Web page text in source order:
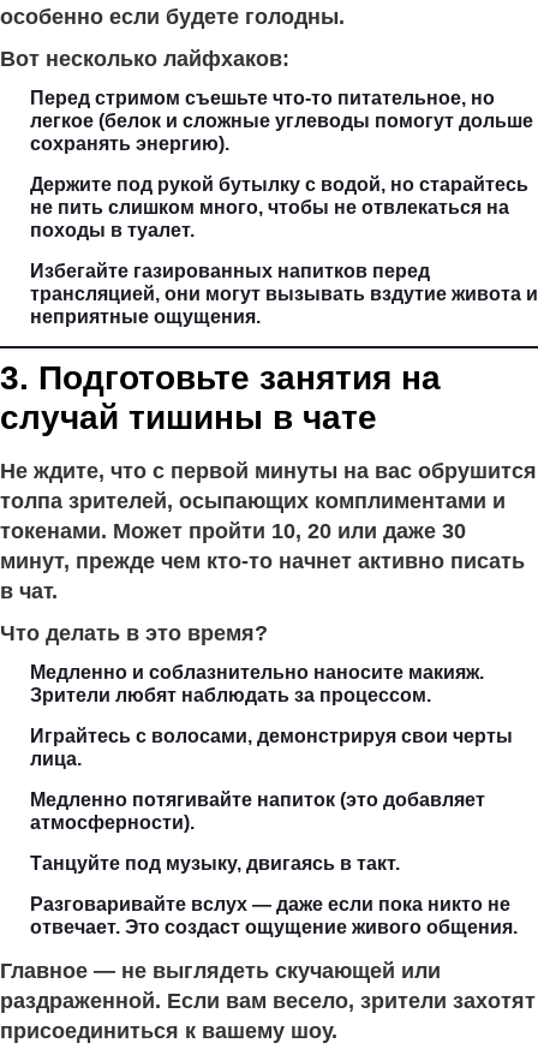
особенно если будете голодны.
Вот несколько лайфхаков:
Перед стримом съешьте что-то питательное, но
легкое (белок и сложные углеводы помогут дольше
сохранять энергию).
Держите под рукой бутылку с водой, но старайтесь
не пить слишком много, чтобы не отвлекаться на
походы в туалет.
Избегайте газированных напитков перед
трансляцией, они могут вызывать вздутие живота и
неприятные ощущения.
3. Подготовьте занятия на
случай тишины в чате
Не ждите, что с первой минуты на вас обрушится
толпа зрителей, осыпающих комплиментами и
токенами. Может пройти 10, 20 или даже 30
минут, прежде чем кто-то начнет активно писать
в чат.
Что делать в это время?
Медленно и соблазнительно наносите макияж.
Зрители любят наблюдать за процессом.
Играйтесь с волосами, демонстрируя свои черты
лица.
Медленно потягивайте напиток (это добавляет
атмосферности).
Танцуйте под музыку, двигаясь в такт.
Разговаривайте вслух — даже если пока никто не
отвечает. Это создаст ощущение живого общения.
Главное — не выглядеть скучающей или
раздраженной. Если вам весело, зрители захотят
присоединиться к вашему шоу.